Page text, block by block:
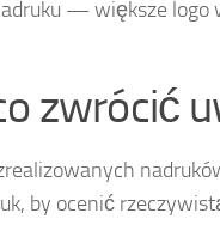
— większe logo
zwrócić
by ocenić